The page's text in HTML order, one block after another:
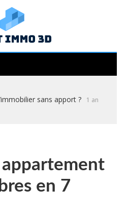
sans apport ?
1 an
en 7